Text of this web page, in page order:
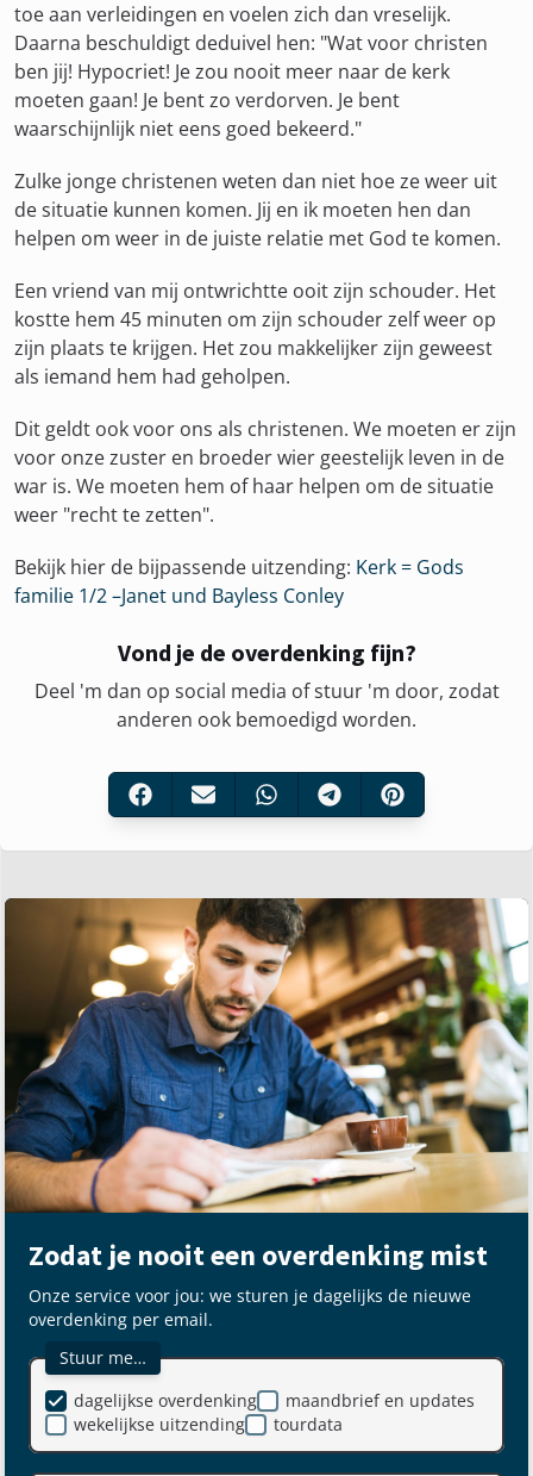
toe aan verleidingen en voelen zich dan vreselijk.
Daarna beschuldigt deduivel hen: "Wat voor christen
ben jij! Hypocriet! Je zou nooit meer naar de kerk
moeten gaan! Je bent zo verdorven. Je bent
waarschijnlijk niet eens goed bekeerd."
Zulke jonge christenen weten dan niet hoe ze weer uit
de situatie kunnen komen. Jij en ik moeten hen dan
helpen om weer in de juiste relatie met God te komen.
Een vriend van mij ontwrichtte ooit zijn schouder. Het
kostte hem 45 minuten om zijn schouder zelf weer op
zijn plaats te krijgen. Het zou makkelijker zijn geweest
als iemand hem had geholpen.
Dit geldt ook voor ons als christenen. We moeten er zijn
voor onze zuster en broeder wier geestelijk leven in de
war is. We moeten hem of haar helpen om de situatie
weer "recht te zetten".
Bekijk hier de bijpassende uitzending: Kerk = Gods
familie 1/2 –Janet und Bayless Conley
Vond je de overdenking fijn?
Deel 'm dan op social media of stuur 'm door, zodat
anderen ook bemoedigd worden.
Zodat je nooit een overdenking mist
Onze service voor jou: we sturen je dagelijks de nieuwe
overdenking per email.
Stuur me…
maandbrief en updates
dagelijkse overdenking
wekelijkse uitzending
tourdata